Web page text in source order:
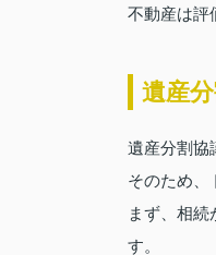
不動産は評
遺産
遺産分割協
そのため、
まず、相
す。